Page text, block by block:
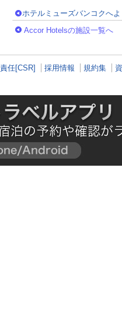
ホテルミューズバンコクへ
Accor Hotelsの施設一覧へ
任[CSR] 採用情報 規約集